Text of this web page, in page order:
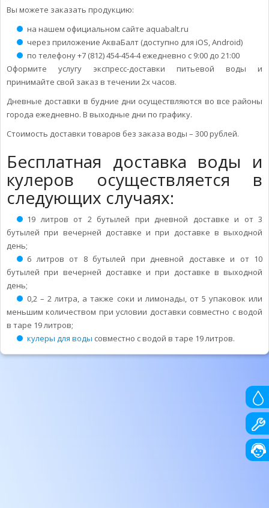
Вы можете заказать продукцию:
на нашем официальном сайте aquabalt.ru
через приложение АкваБалт (доступно для iOS, Android)
по телефону +7 (812) 454-454-4 ежедневно с 9:00 до 21:00
Оформите услугу экспресс-доставки питьевой воды и
принимайте свой заказ в течении 2х часов.
Дневные доставки в будние дни осуществляются во все районы
города ежедневно. В выходные дни по графику.
Стоимость доставки товаров без заказа воды – 300 рублей.
Бесплатная доставка воды и
кулеров осуществляется в
следующих случаях:
19 литров от 2 бутылей при дневной доставке и от 3
бутылей при вечерней доставке и при доставке в выходной
день;
6 литров от 8 бутылей при дневной доставке и от 10
бутылей при вечерней доставке и при доставке в выходной
день;
0,2 – 2 литра, а также соки и лимонады, от 5 упаковок или
меньшим количеством при условии доставки совместно с водой
в таре 19 литров;
кулеры для воды совместно с водой в таре 19 литров.